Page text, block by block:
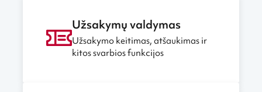
Užsakymų valdymas
Užsakymo keitimas, atšaukimas ir
kitos svarbios funkcijos